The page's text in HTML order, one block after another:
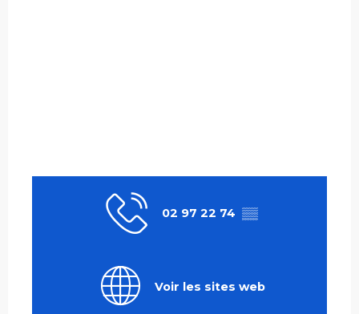
02 97 22 74 ▒▒
Voir les sites web